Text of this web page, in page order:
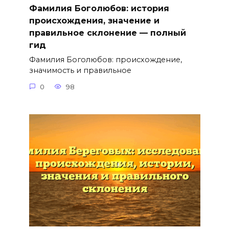
Фамилия Боголюбов: история
происхождения, значение и
правильное склонение — полный
гид
Фамилия Боголюбов: происхождение,
значимость и правильное
0 98